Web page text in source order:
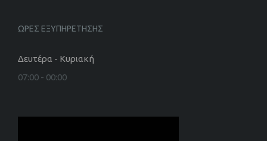
ΩΡΕΣ ΕΞΥΠΗΡΕΤΗΣΗΣ
Δευτέρα - Κυριακή
07:00 - 00:00